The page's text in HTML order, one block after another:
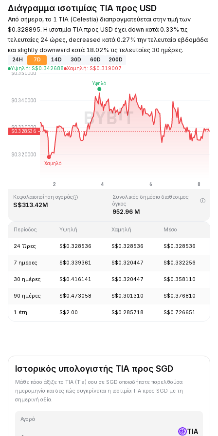
Διάγραμμα ισοτιμίας TIA προς USD
Από σήμερα, το 1 TIA (Celestia) διαπραγματεύεται στην τιμή των
$0.328895. Η ισοτιμία TIA προς USD έχει down κατά 0.33% τις
τελευταίες 24 ώρες, decreased κατά 0.27% την τελευταία εβδομάδα
και slightly downward κατά 18.02% τις τελευταίες 30 ημέρες.
24H 7D 14D 30D 60D
200D
Υψηλή: S$0.342688 Χαμηλή: S$0.319007
Τελευταία ενημέρωση στις: 2026-08-08, 09:59 GMT+0
Κεφαλαιοποίηση αγοράς
S$313.42M
Συνολικός δημόσια διαθέσιμος
όγκος
952.96 M
Περίοδος Υψηλή Χαμηλή Μέσο
24 Ώρες S$0.328536 S$0.328536 S$0.328536
7 ημέρες S$0.339361 S$0.320447 S$0.332256
30 ημέρες S$0.416141 S$0.320447 S$0.358110
90 ημέρες S$0.473058 S$0.301310 S$0.376810
1 έτη S$2.00 S$0.285718 S$0.726651
Ιστορικός υπολογιστής TIA προς SGD
Μάθε πόσο άξιζε το TIA (Tia) σου σε SGD οποιαδήποτε παρελθούσα
ημερομηνία και δες πώς συγκρίνεται η ισοτιμία TIA προς SGD με τη
σημερινή αξία.
Αγορά
TIA